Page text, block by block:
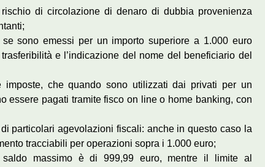
di circolazione di denaro di dubbia provenienza
sono emessi per un importo superiore a 1.000 euro
e l’indicazione del nome del beneficiario del
che quando sono utilizzati dai privati per un
essere pagati tramite fisco on line o home banking, con
particolari agevolazioni fiscali: anche in questo caso la
tracciabili per operazioni sopra i 1.000 euro;
massimo è di 999,99 euro, mentre il limite al